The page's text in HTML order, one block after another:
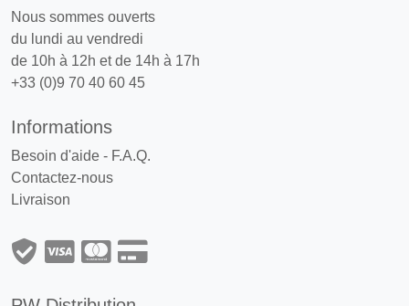
Nous sommes ouverts
du lundi au vendredi
de 10h à 12h et de 14h à 17h
+33 (0)9 70 40 60 45
Informations
Besoin d'aide - F.A.Q.
Contactez-nous
Livraison